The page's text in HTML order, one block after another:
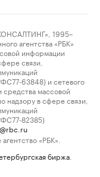
1995–
агентства «РБК»
информации
связи,
63848) и сетевого
средства массовой
в сфере связи,
82385)
«РБК».
биржа